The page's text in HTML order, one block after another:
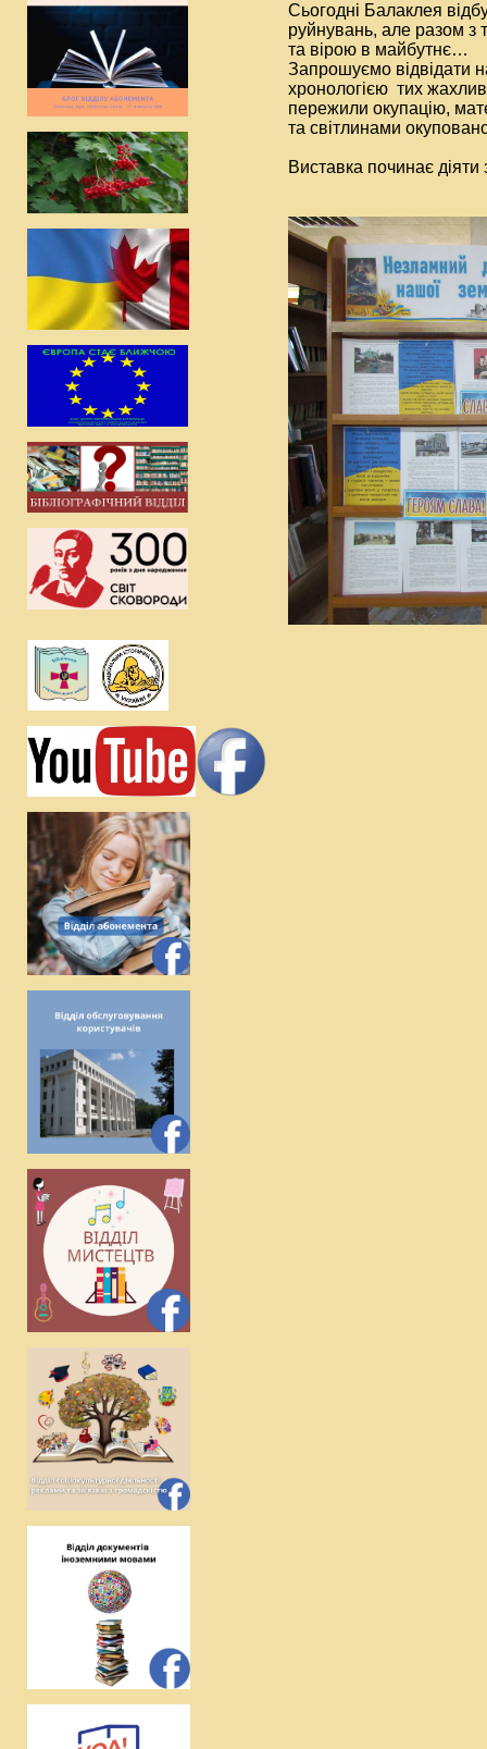
Сьогодні Балаклея
руйнувань, але разом
та вірою в майбутнє…
Запрошуємо відвідати
хронологією тих
пережили окупацію,
та світлинами
Виставка починає діяти